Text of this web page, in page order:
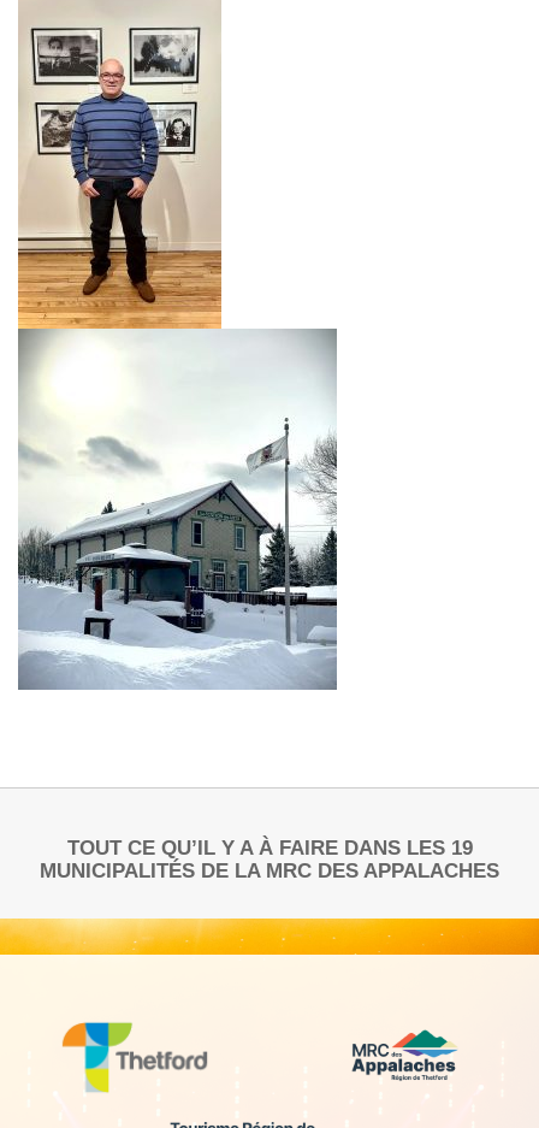
TOUT CE QU’IL Y A À FAIRE DANS LES 19
MUNICIPALITÉS DE LA MRC DES APPALACHES